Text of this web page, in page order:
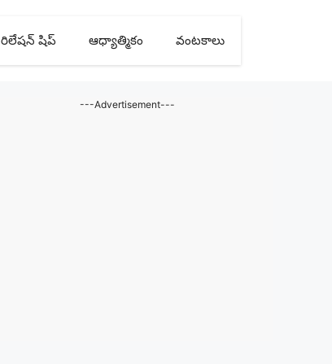
రిలేషన్ షిప్ ఆధ్యాత్మికం వంటకాలు
---Advertisement---